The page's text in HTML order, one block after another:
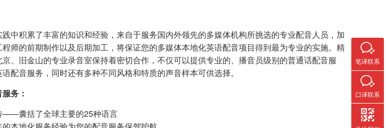
中积累了丰富的知识和经验，来自于服务国内外领先的多媒体机构所挑选的专业配音人员，加
师的前期制作以及后期加工，将保证您的多媒体本地化英语配音项目得到最为专业的实施。精
、旧金山的专业录音室保持着密切合作，不仅可以提供专业的、播音员级别的普通话配音服
配音服务，同时还有多种不同风格和特质的声音样本可供选择。
务：
——囊括了全球主要的25种语言
笔译联系
口译联系